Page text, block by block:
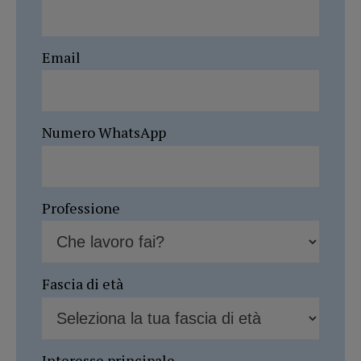
Email
Numero WhatsApp
Professione
Fascia di età